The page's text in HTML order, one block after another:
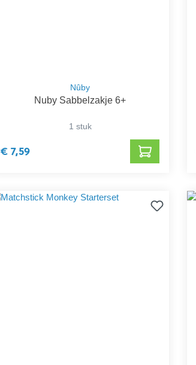
Nûby
Nuby Sabbelzakje 6+
1 stuk
€ 7,59